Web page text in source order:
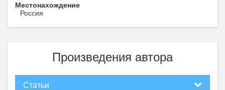
Местонахождение
Россия
Произведения автора
Статьи